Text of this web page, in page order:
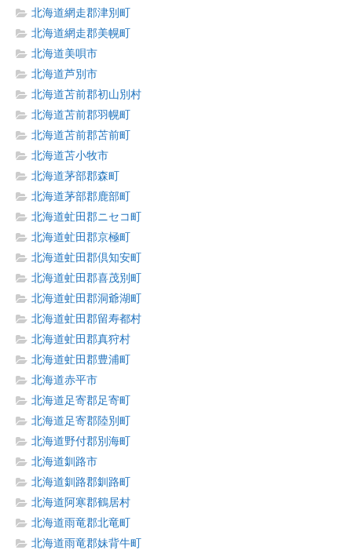
北海道網走郡津別町
北海道網走郡美幌町
北海道美唄市
北海道芦別市
北海道苫前郡初山別村
北海道苫前郡羽幌町
北海道苫前郡苫前町
北海道苫小牧市
北海道茅部郡森町
北海道茅部郡鹿部町
北海道虻田郡ニセコ町
北海道虻田郡京極町
北海道虻田郡倶知安町
北海道虻田郡喜茂別町
北海道虻田郡洞爺湖町
北海道虻田郡留寿都村
北海道虻田郡真狩村
北海道虻田郡豊浦町
北海道赤平市
北海道足寄郡足寄町
北海道足寄郡陸別町
北海道野付郡別海町
北海道釧路市
北海道釧路郡釧路町
北海道阿寒郡鶴居村
北海道雨竜郡北竜町
北海道雨竜郡妹背牛町